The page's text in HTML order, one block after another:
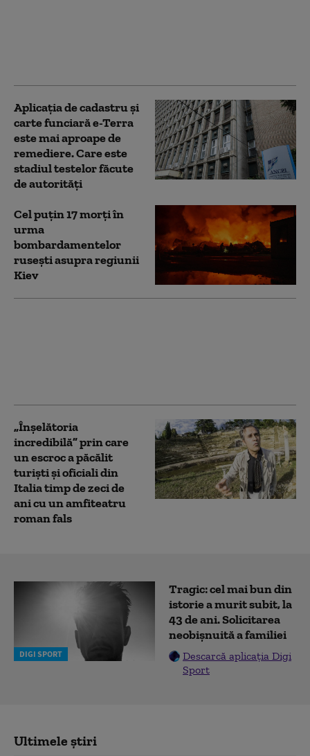
Aplicaţia de cadastru şi
carte funciară e-Terra
este mai aproape de
remediere. Care este
stadiul testelor făcute
de autorități
Cel puțin 17 morți în
urma
bombardamentelor
rusești asupra regiunii
Kiev
„Înșelătoria
incredibilă” prin care
un escroc a păcălit
turiști și oficiali din
Italia timp de zeci de
ani cu un amfiteatru
roman fals
DIGI SPORT
Tragic: cel mai bun din
istorie a murit subit, la
43 de ani. Solicitarea
neobișnuită a familiei
Descarcă aplicația Digi
Sport
Ultimele știri